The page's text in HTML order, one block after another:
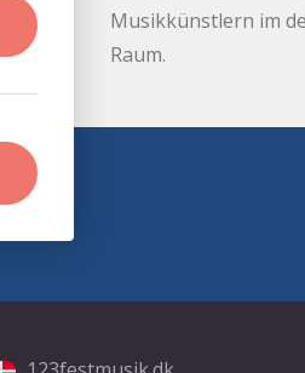
Musikkünstlern im
Raum.